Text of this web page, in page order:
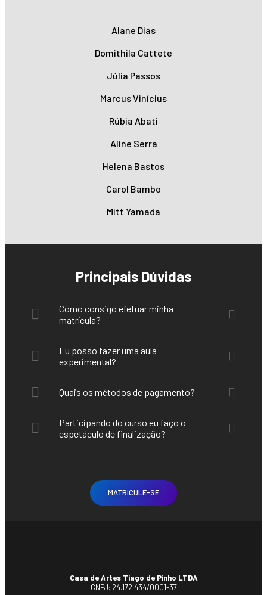
Alane Dias
Domithila Cattete
Júlia Passos
Marcus Vinícius
Rúbia Abati
Aline Serra
Helena Bastos
Carol Bambo
Mitt Yamada
Principais Dúvidas
Como consigo efetuar minha
matrícula?
Eu posso fazer uma aula
experimental?
Quais os métodos de pagamento?
Participando do curso eu faço o
espetáculo de finalização?
MATRICULE-SE
Casa de Artes Tiago de Pinho LTDA
CNPJ: 24.172.434/0001-37